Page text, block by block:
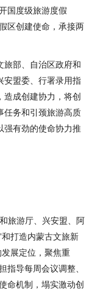
国度级旅游度假
区创建使命，承接两
旅部、自治区政府和
安盟委、行署录用指
成创建协力，将创
任务和引颈旅游高质
强有劲的使命协力推
旅游厅、兴安盟、阿
打造内蒙古文旅新
展定位，聚焦重
指导每周会议调整、
命机制，塌实激动创